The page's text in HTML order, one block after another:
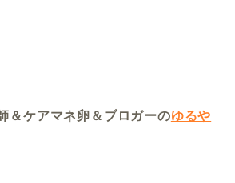
＆ケアマネ卵＆ブロガーのゆるや